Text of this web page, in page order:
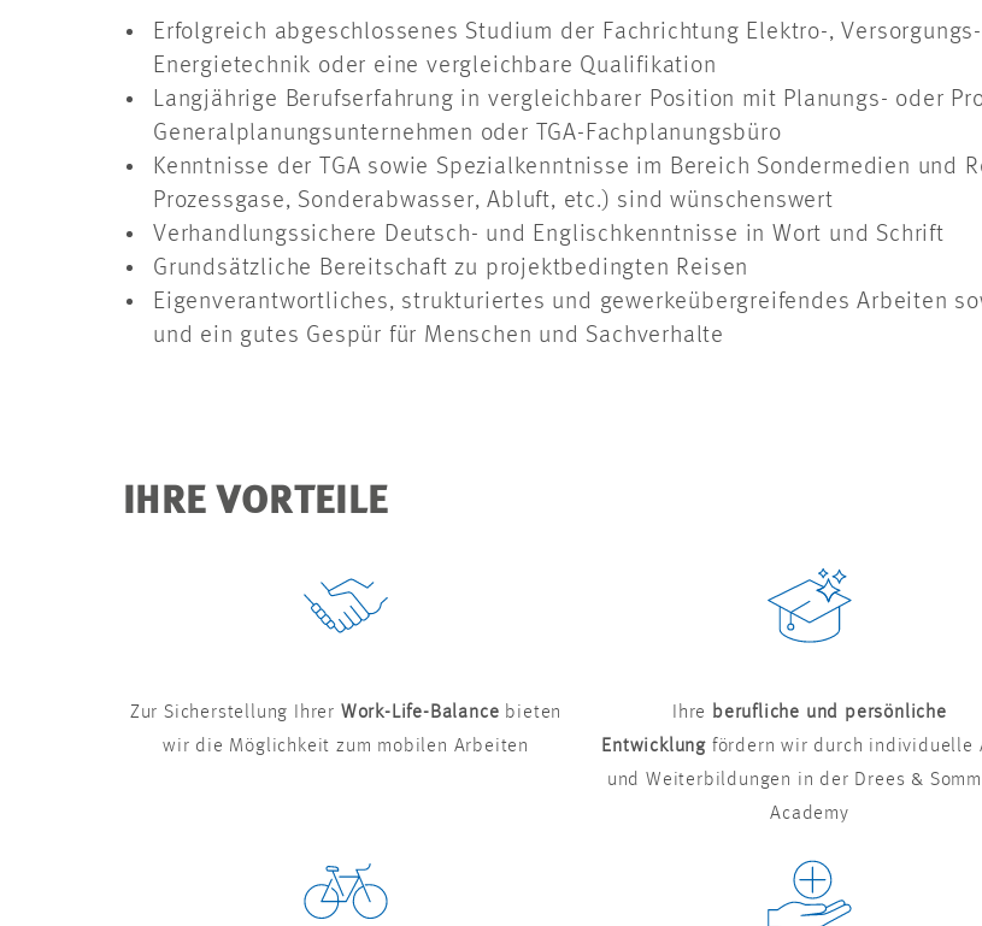
Erfolgreich abgeschlossenes Studium der Fachrichtung Elektro-,
Energietechnik oder eine vergleichbare Qualifikation
Langjährige Berufserfahrung in vergleichbarer Position mit Planungs- oder
Generalplanungsunternehmen oder TGA-Fachplanungsbüro
Kenntnisse der TGA sowie Spezialkenntnisse im Bereich Sondermedien und
Prozessgase, Sonderabwasser, Abluft, etc.) sind wünschenswert
Verhandlungssichere Deutsch- und Englischkenntnisse in Wort und Schrift
Grundsätzliche Bereitschaft zu projektbedingten Reisen
Eigenverantwortliches, strukturiertes und gewerkeübergreifendes Arbeiten
und ein gutes Gespür für Menschen und Sachverhalte
IHRE VORTEILE
Zur Sicherstellung Ihrer Work-Life-Balance bieten
wir die Möglichkeit zum mobilen Arbeiten
Ihre berufliche und persönliche
Entwicklung fördern wir durch individuelle
und Weiterbildungen in der Drees &
Academy